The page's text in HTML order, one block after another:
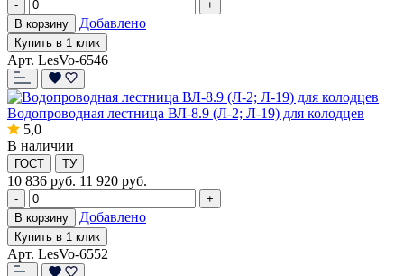
-
+
В корзину
Добавлено
Купить в 1 клик
Арт. LesVo-6546
Водопроводная лестница ВЛ-8.9 (Л-2; Л-19) для колодцев
5,0
В наличии
ГОСТ ТУ
10 836 руб. 11 920 руб.
-
+
В корзину
Добавлено
Купить в 1 клик
Арт. LesVo-6552